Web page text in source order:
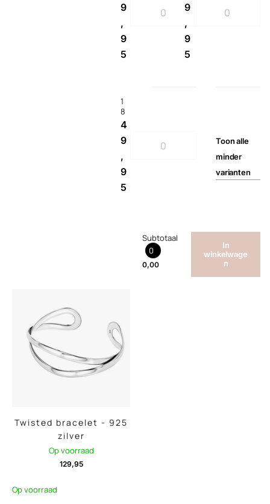
9
,
9
5
9
,
9
5
1
8
4
9
,
9
5
Toonalle
minder
varianten
Subtotaal
0
0,00
In
winkelwage
n
Twisted bracelet - 925
zilver
Op voorraad
129,95
Op voorraad